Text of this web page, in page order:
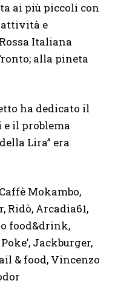
ai più piccoli con
attività e
Italiana
alla pineta
ha dedicato il
il problema
Lira” era
Mokambo,
Ridò, Arcadia61,
food&drink,
Jackburger,
& food, Vincenzo